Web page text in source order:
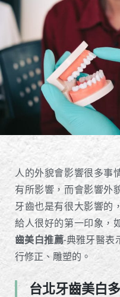
人的外貌會影響很多事
有所影響，而會影響外
牙齒也是有很大影響的
給人很好的第一印象，
齒美白推薦-典雅牙醫表
行修正、雕塑的。
台北牙齒美白